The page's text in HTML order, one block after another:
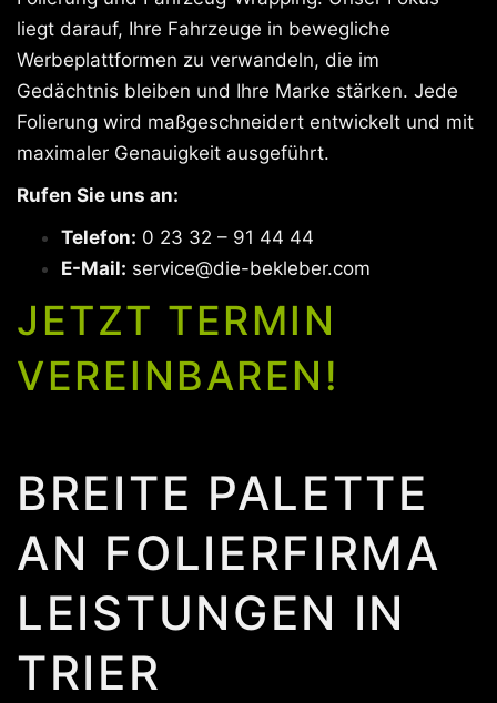
liegt darauf, Ihre Fahrzeuge in bewegliche
Werbeplattformen zu verwandeln, die im
Gedächtnis bleiben und Ihre Marke stärken. Jede
Folierung wird maßgeschneidert entwickelt und mit
maximaler Genauigkeit ausgeführt.
Rufen Sie uns an:
Telefon: 0 23 32 – 91 44 44
E-Mail: service@die-bekleber.com
JETZT TERMIN
VEREINBAREN!
BREITE PALETTE
AN FOLIERFIRMA
LEISTUNGEN IN
TRIER